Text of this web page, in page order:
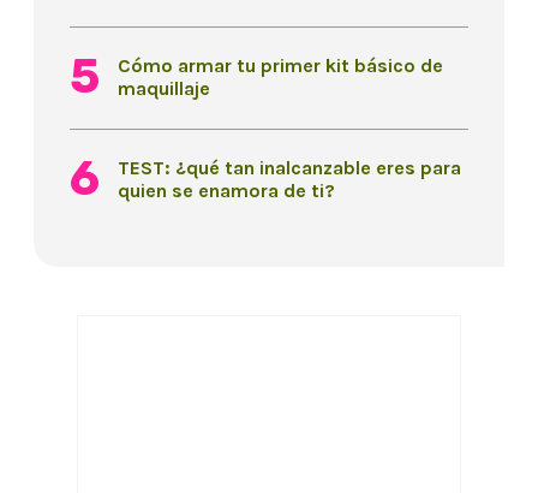
Cómo armar tu primer kit básico de
maquillaje
TEST: ¿qué tan inalcanzable eres para
quien se enamora de ti?